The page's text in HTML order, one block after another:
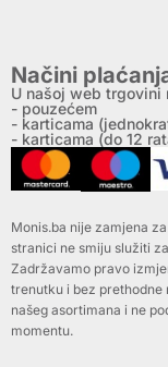
Načini
U našoj web trgovini
- pouzećem
- karticama
- karticama (do 12
Monis.ba nije zamjena
stranici ne smiju služiti
Zadržavamo pravo
trenutku i bez prethodne
našeg asortimana i ne
momentu.